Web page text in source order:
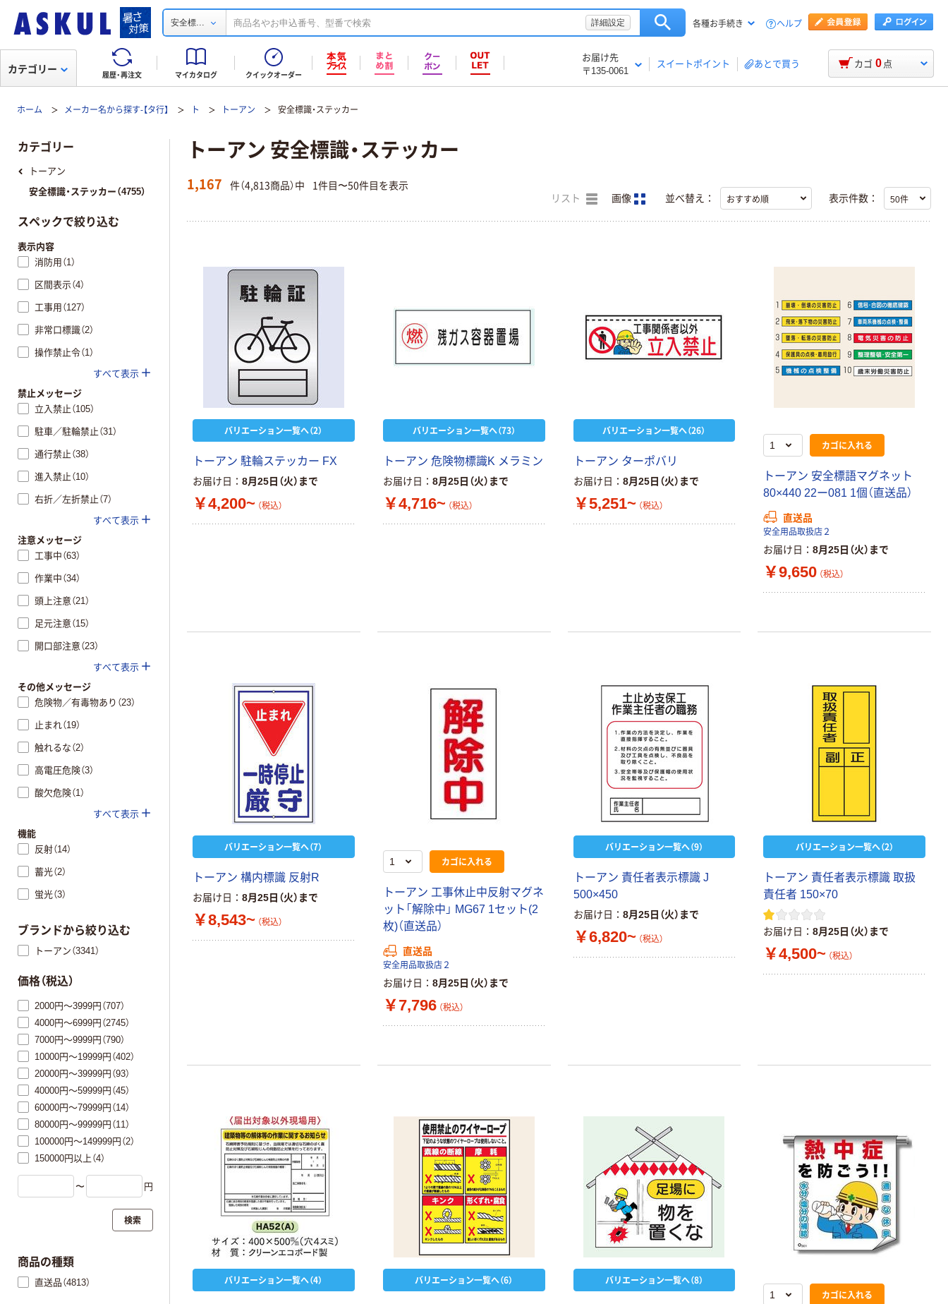
安全標... 詳細設定 各種お手続き ヘルプ
履歴・再注文 マイカタログ クイックオーダー
お届け先
〒135-0061
スイートポイント あとで買う
カテゴリー カゴ 0 点
ホーム メーカー名から探す-【タ行】 ト トーアン 安全標識・ステッカー
トーアン 安全標識・ステッカー
1,167 件（4,813商品）中 1件目〜50件目を表示
リスト 画像 並べ替え： 表示件数：
バリエーション一覧へ（2）
トーアン 駐輪ステッカー FX
お届け日 8月25日（火）まで
￥4,200~ （税込）
バリエーション一覧へ（73）
トーアン 危険物標識K メラミン
お届け日 8月25日（火）まで
￥4,716~ （税込）
バリエーション一覧へ（26）
トーアン ターポバリ
お届け日 8月25日（火）まで
￥5,251~ （税込）
カゴに入れる
トーアン 安全標語マグネット
80×440 22ー081 1個（直送品）
直送品
安全用品取扱店２
お届け日 8月25日（火）まで
￥9,650 （税込）
バリエーション一覧へ（7）
トーアン 構内標識 反射R
お届け日 8月25日（火）まで
￥8,543~ （税込）
カゴに入れる
トーアン 工事休止中反射マグネ
ット「解除中」 MG67 1セット(2
枚)（直送品）
直送品
安全用品取扱店２
お届け日 8月25日（火）まで
￥7,796 （税込）
バリエーション一覧へ（9）
トーアン 責任者表示標識 J
500×450
お届け日 8月25日（火）まで
￥6,820~ （税込）
バリエーション一覧へ（2）
トーアン 責任者表示標識 取扱
責任者 150×70
お届け日 8月25日（火）まで
￥4,500~ （税込）
バリエーション一覧へ（4） バリエーション一覧へ（6） バリエーション一覧へ（8）
カゴに入れる
カテゴリー
トーアン
安全標識・ステッカー（4755）
スペックで絞り込む
表示内容
消防用（1）
区間表示（4）
工事用（127）
非常口標識（2）
操作禁止令（1）
すべて表示
禁止メッセージ
立入禁止（105）
駐車／駐輪禁止（31）
通行禁止（38）
進入禁止（10）
右折／左折禁止（7）
すべて表示
注意メッセージ
工事中（63）
作業中（34）
頭上注意（21）
足元注意（15）
開口部注意（23）
すべて表示
その他メッセージ
危険物／有毒物あり（23）
止まれ（19）
触れるな（2）
高電圧危険（3）
酸欠危険（1）
すべて表示
機能
反射（14）
蓄光（2）
蛍光（3）
ブランドから絞り込む
トーアン（3341）
価格（税込）
2000円～3999円（707）
4000円～6999円（2745）
7000円～9999円（790）
10000円～19999円（402）
20000円～39999円（93）
40000円～59999円（45）
60000円～79999円（14）
80000円～99999円（11）
100000円～149999円（2）
150000円以上（4）
〜 円
検索
商品の種類
直送品（4813）